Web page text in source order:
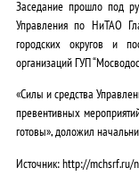
Заседание прошло под
Управления по НиТАО
городских округов и
организаций ГУП
«Силы и средства
превентивных
готовы», доложил
Источник: http://mchsrf.ru/